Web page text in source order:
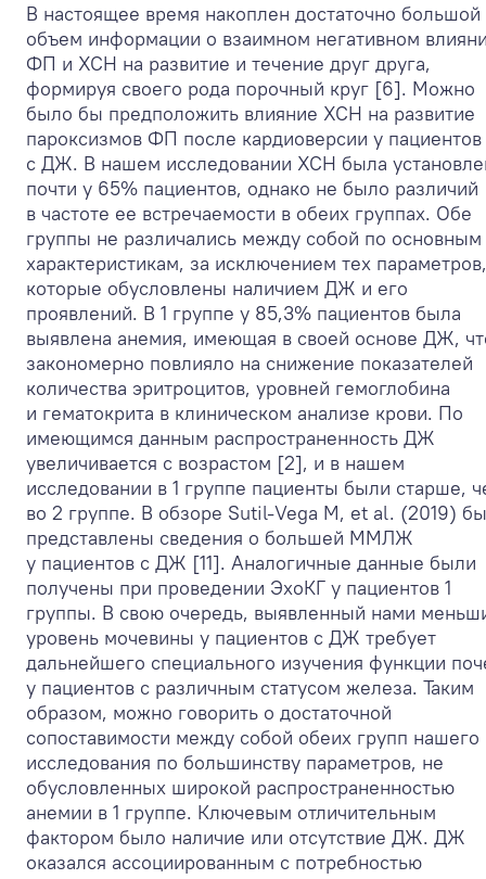
В настоящее время накоплен достаточно большой
объем информации о взаимном негативном
ФП и ХСН на развитие и течение друг друга,
формируя своего рода порочный круг [6]. Можно
было бы предположить влияние ХСН на развитие
пароксизмов ФП после кардиоверсии у пациентов
с ДЖ. В нашем исследовании ХСН была
почти у 65% пациентов, однако не было различий
в частоте ее встречаемости в обеих группах. Обе
группы не различались между собой по основным
характеристикам, за исключением тех параметров,
которые обусловлены наличием ДЖ и его
проявлений. В 1 группе у 85,3% пациентов была
выявлена анемия, имеющая в своей основе ДЖ,
закономерно повлияло на снижение показателей
количества эритроцитов, уровней гемоглобина
и гематокрита в клиническом анализе крови. По
имеющимся данным распространенность ДЖ
увеличивается с возрастом [2], и в нашем
исследовании в 1 группе пациенты были старше,
во 2 группе. В обзоре Sutil-Vega M, et al. (2019)
представлены сведения о большей ММЛЖ
у пациентов с ДЖ [11]. Аналогичные данные были
получены при проведении ЭхоКГ у пациентов 1
группы. В свою очередь, выявленный нами
уровень мочевины у пациентов с ДЖ требует
дальнейшего специального изучения функции
у пациентов с различным статусом железа. Таким
образом, можно говорить о достаточной
сопоставимости между собой обеих групп нашего
исследования по большинству параметров, не
обусловленных широкой распространенностью
анемии в 1 группе. Ключевым отличительным
фактором было наличие или отсутствие ДЖ. ДЖ
оказался ассоциированным с потребностью